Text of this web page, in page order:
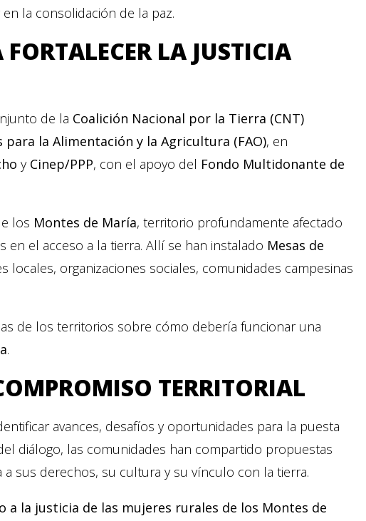
la consolidación de la paz.
LA JUSTICIA
de la Coalición Nacional por la Tierra (CNT)
la Alimentación y la Agricultura (FAO), en
y Cinep/PPP, con el apoyo del Fondo Multidonante de
los Montes de María, territorio profundamente afectado
el acceso a la tierra. Allí se han instalado Mesas de
locales, organizaciones sociales, comunidades campesinas
de los territorios sobre cómo debería funcionar una
.
TERRITORIAL
avances, desafíos y oportunidades para la puesta
diálogo, las comunidades han compartido propuestas
sus derechos, su cultura y su vínculo con la tierra.
a la justicia de las mujeres rurales de los Montes de